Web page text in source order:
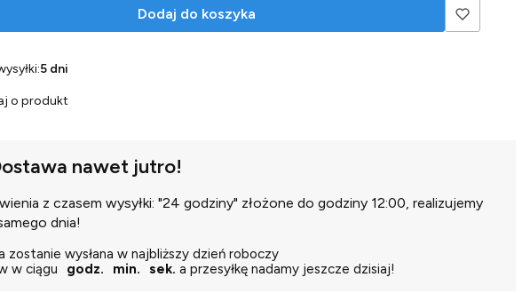
Dodaj do koszyka
5 dni
o produkt
nawet jutro!
z czasem wysyłki: "24 godziny" złożone do godziny 12:00, realizujemy
dnia!
zostanie wysłana w najbliższy dzień roboczy
w ciągu
godz. min. sek. a przesyłkę nadamy jeszcze dzisiaj!